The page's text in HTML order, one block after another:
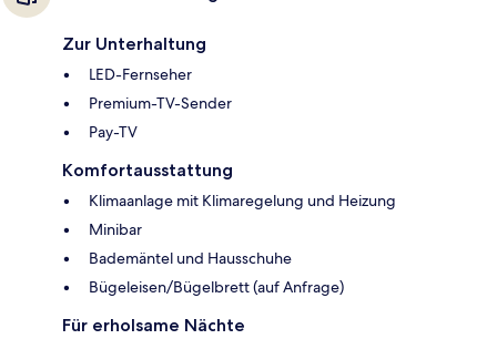
Zur Unterhaltung
LED-Fernseher
Premium-TV-Sender
Pay-TV
Komfortausstattung
Klimaanlage mit Klimaregelung und Heizung
Minibar
Bademäntel und Hausschuhe
Bügeleisen/Bügelbrett (auf Anfrage)
Für erholsame Nächte